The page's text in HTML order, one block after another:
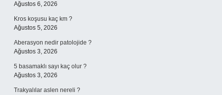
Ağustos 6, 2026
Kros koşusu kaç km ?
Ağustos 5, 2026
Aberasyon nedir patolojide ?
Ağustos 3, 2026
5 basamaklı sayı kaç olur ?
Ağustos 3, 2026
Trakyalılar aslen nereli ?